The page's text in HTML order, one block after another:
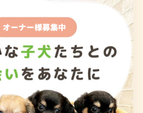
選びで後悔しないためには、見た目
ないことが重要です。可愛さや毛色
が、生活スタイルや将来的なケア
ましょう。
勧誘だけで判断せず、必ず複数の候
とが失敗防止のポイントです。引き
制や健康保証の内容も事前に確認し